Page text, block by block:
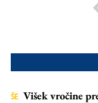
ŠE Višek vročine